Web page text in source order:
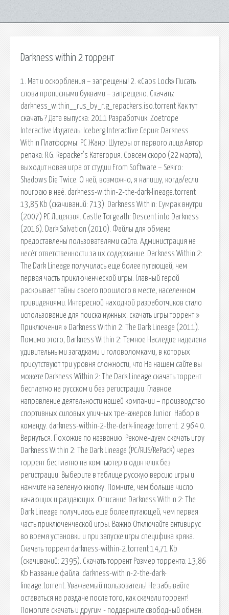
Darkness within 2 торрент
1. Мат и оскорбления – запрещены! 2. «Caps Lock» Писать
слова прописными буквами – запрещено. Скачать:
darkness_within__rus_by_r.g_repackers.iso.torrent Как тут
скачать ? Дата выпуска: 2011 Разработчик: Zoetrope
Interactive Издатель: Iceberg Interactive Серия: Darkness
Within Платформы: PC Жанр: Шутеры от первого лица Автор
репака: R.G. Repacker's Категория. Совсем скоро (22 марта),
выходит новая игра от студии From Software – Sekiro:
Shadows Die Twice. О ней, возможно, я напишу, когда/если
поиграю в неё. darkness-within-2-the-dark-lineage.torrent
13,85 Kb (cкачиваний: 713). Darkness Within: Сумрак внутри
(2007) PC Лицензия. Castle Torgeath: Descent into Darkness
(2016). Dark Salvation (2010). Файлы для обмена
предоставлены пользователями сайта. Администрация не
несёт ответственности за их содержание. Darkness Within 2:
The Dark Lineage получилась еще более пугающей, чем
первая часть приключенческой игры. Главный герой
раскрывает тайны своего прошлого в месте, населенном
привидениями. Интересной находкой разработчиков стало
использование для поиска нужных. скачать игры торрент »
Приключения » Darkness Within 2: The Dark Lineage (2011).
Помимо этого, Darkness Within 2: Темное Наследие наделена
удивительными загадками и головоломками, в которых
присутствуют три уровня сложности, что На нашем сайте вы
можете Darkness Within 2: The Dark Lineage скачать торрент
бесплатно на русском и без регистрации. Главное
направление деятельности нашей компании – производство
спортивных силовых уличных тренажеров Junior. Набор в
команду. darkness-within-2-the-dark-lineage.torrent. 2 964 0.
Вернуться. Похожие по названию. Рекомендуем скачать игру
Darkness Within 2: The Dark Lineage (PC/RUS/RePack) через
торрент бесплатно на компьютер в один клик без
регистрации. Выберите в таблице русскую версию игры и
нажмите на зеленую кнопку. Помните, чем больше число
качающих и раздающих. Описание Darkness Within 2: The
Dark Lineage получилась еще более пугающей, чем первая
часть приключенческой игры. Важно Отключайте антивирус
во время установки и при запуске игры специфика кряка.
Скачать торрент darkness-within-2.torrent 14,71 Kb
(cкачиваний: 2395). Скачать торрент Размер торрента: 13,86
Kb Название файла: darkness-within-2-the-dark-
lineage.torrent. Уважаемый пользователь! Не забывайте
оставаться на раздаче после того, как скачали торрент!
Помогите скачать и другим - поддержите свободный обмен.